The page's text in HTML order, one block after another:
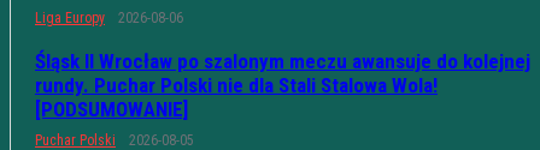
Liga Europy 2026-08-06
Śląsk II Wrocław po szalonym meczu awansuje do kolejnej
rundy. Puchar Polski nie dla Stali Stalowa Wola!
[PODSUMOWANIE]
Puchar Polski 2026-08-05